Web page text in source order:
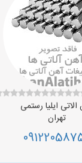
ایلیا رستمی
تهران